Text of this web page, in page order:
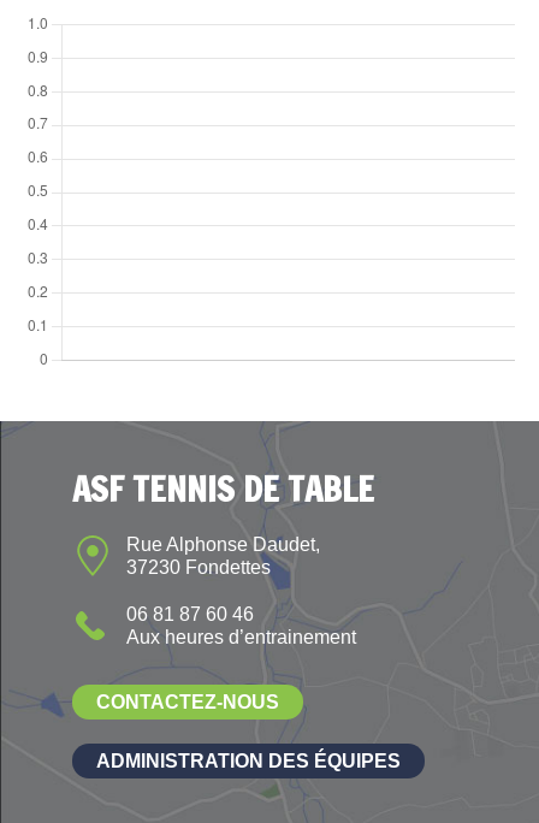
ASF TENNIS DE TABLE
Rue Alphonse Daudet,
37230 Fondettes
06 81 87 60 46
Aux heures d’entrainement
CONTACTEZ-NOUS
ADMINISTRATION DES ÉQUIPES